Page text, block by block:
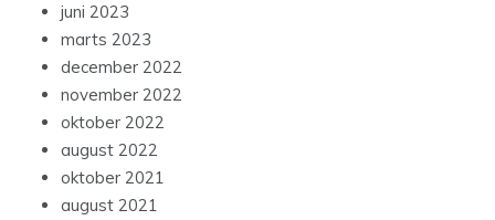
juni 2023
marts 2023
december 2022
november 2022
oktober 2022
august 2022
oktober 2021
august 2021